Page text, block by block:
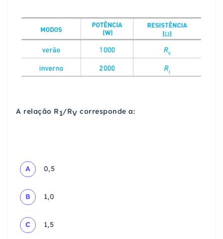
A relação R1/RV corresponde a:
A 0,5
B 1,0
C 1,5